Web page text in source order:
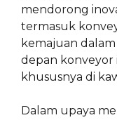
mendorong
termasuk
kemajuan
depan konveyor
khususnya di
Dalam upaya